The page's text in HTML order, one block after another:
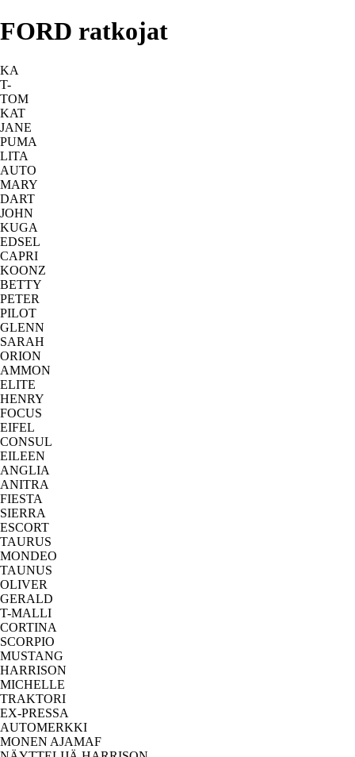
FORD ratkojat
KA
T-
TOM
KAT
JANE
PUMA
LITA
AUTO
MARY
DART
JOHN
KUGA
EDSEL
CAPRI
KOONZ
BETTY
PETER
PILOT
GLENN
SARAH
ORION
AMMON
ELITE
HENRY
FOCUS
EIFEL
CONSUL
EILEEN
ANGLIA
ANITRA
FIESTA
SIERRA
ESCORT
TAURUS
MONDEO
TAUNUS
OLIVER
GERALD
T-MALLI
CORTINA
SCORPIO
MUSTANG
HARRISON
MICHELLE
TRAKTORI
EX-PRESSA
AUTOMERKKI
MONEN AJAMAF